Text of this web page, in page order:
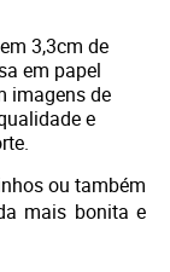
3,3cm de
em papel
imagens de
e
ou também
mais bonita e